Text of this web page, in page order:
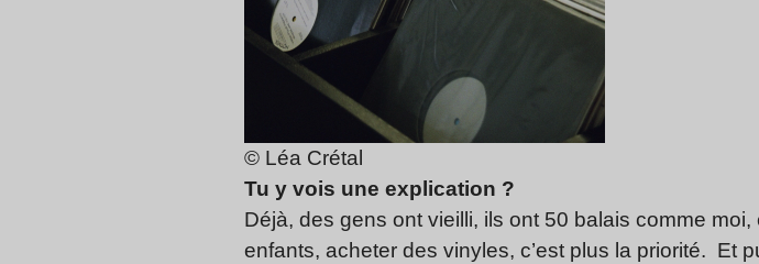
© Léa Crétal
Tu y vois une explication ?
Déjà, des gens ont vieilli, ils ont 50 balais comme
enfants, acheter des vinyles, c’est plus la priorité. Et